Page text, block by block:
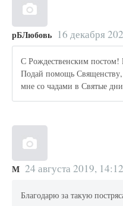
рБЛюбовь 16 декабря
С Рождественским
Подай помощь
мне со чадами в Святые
М 24 августа 2019, 14:12
Благодарю за такую